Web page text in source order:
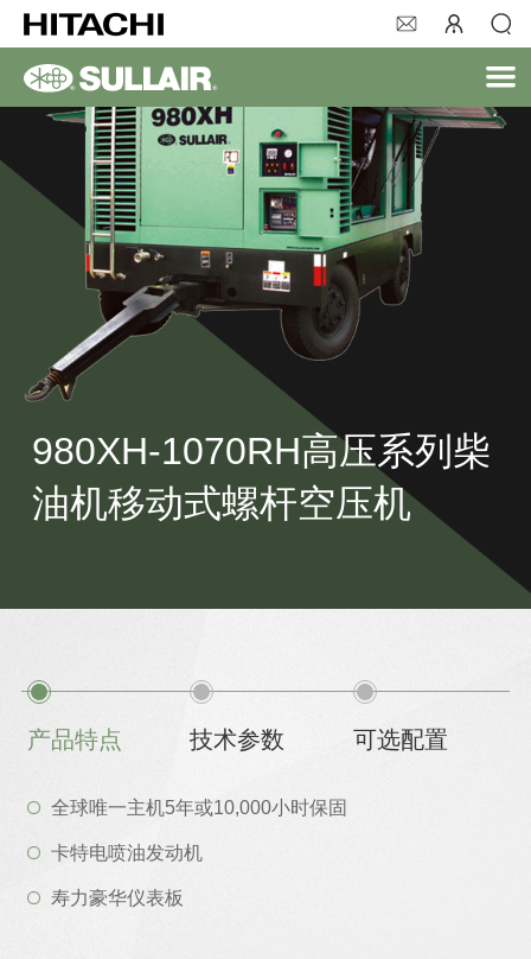
980XH-1070RH高压系列柴
油机移动式螺杆空压机
产品特点 技术参数 可选配置
全球唯一主机5年或10,000小时保固
卡特电喷油发动机
寿力豪华仪表板